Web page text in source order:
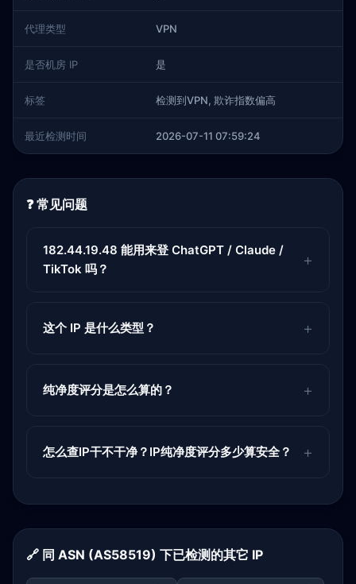
代理类型 VPN
是否机房 IP 是
标签 检测到VPN, 欺诈指数偏高
最近检测时间 2026-07-11 07:59:24
❓ 常见问题
182.44.19.48 能用来登 ChatGPT / Claude /
TikTok 吗？
这个 IP 是什么类型？
纯净度评分是怎么算的？
怎么查IP干不干净？IP纯净度评分多少算安全？
🔗 同 ASN (AS58519) 下已检测的其它 IP